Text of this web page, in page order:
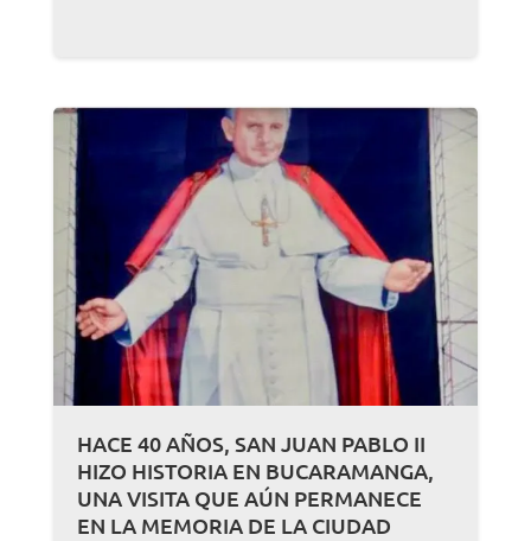
HACE 40 AÑOS, SAN JUAN PABLO II
HIZO HISTORIA EN BUCARAMANGA,
UNA VISITA QUE AÚN PERMANECE
EN LA MEMORIA DE LA CIUDAD